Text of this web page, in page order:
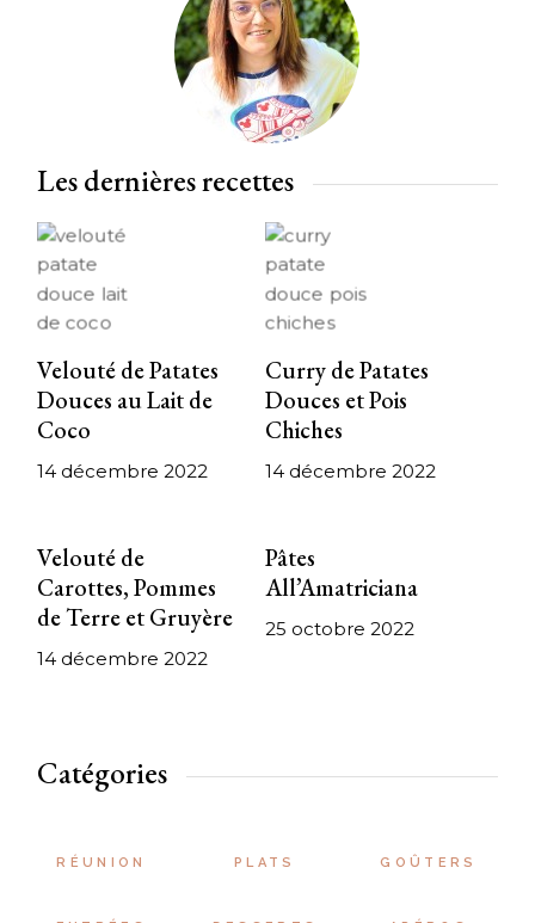
Les dernières recettes
Velouté de Patates
Douces au Lait de
Coco
14 décembre 2022
Curry de Patates
Douces et Pois
Chiches
14 décembre 2022
Velouté de
Carottes, Pommes
de Terre et Gruyère
14 décembre 2022
Pâtes
All’Amatriciana
25 octobre 2022
Catégories
RÉUNION PLATS GOÛTERS